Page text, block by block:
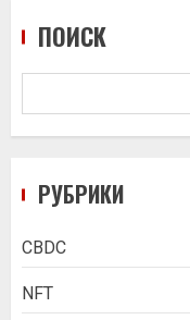
ПОИСК
РУБРИКИ
CBDC
NFT